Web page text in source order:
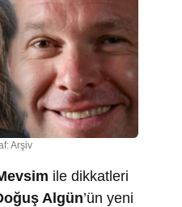
Arşiv
ile dikkatleri
Algün’ün yeni